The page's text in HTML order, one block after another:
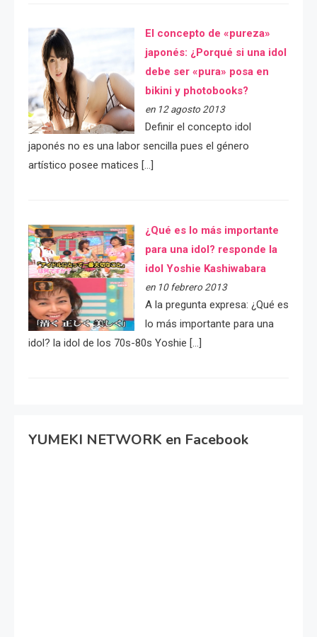
El concepto de «pureza»
japonés: ¿Porqué si una idol
debe ser «pura» posa en
bikini y photobooks?
en 12 agosto 2013
Definir el concepto idol
japonés no es una labor sencilla pues el género
artístico posee matices […]
¿Qué es lo más importante
para una idol? responde la
idol Yoshie Kashiwabara
en 10 febrero 2013
A la pregunta expresa: ¿Qué es
lo más importante para una
idol? la idol de los 70s-80s Yoshie […]
YUMEKI NETWORK en Facebook